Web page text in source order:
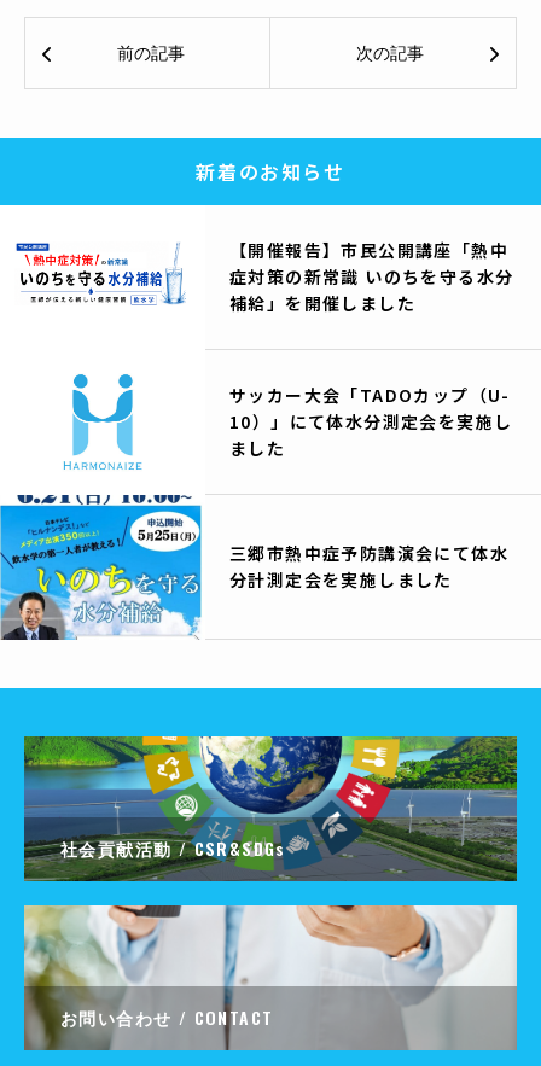
 前の記事 次の記事 
新着のお知らせ
【開催報告】市民公開講座「熱中
症対策の新常識 いのちを守る水分
補給」を開催しました
サッカー大会「TADOカップ（U-
10）」にて体水分測定会を実施し
ました
三郷市熱中症予防講演会にて体水
分計測定会を実施しました
社会貢献活動 / CSR&SDGs
お問い合わせ / CONTACT